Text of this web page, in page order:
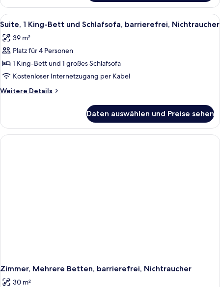
2 Queen-
Betten,
barrierefrei,
Nichtraucher
Alle
Fotos
für
Suite,
1 King-
Bett
und
Schlafsofa,
Nichtraucher
anzeigen
Suite, 1 King-Bett und Schlafsofa,
4
Suite, 1 King-Bett und Schlafsofa, barrierefrei, Nichtraucher
39 m²
Platz für 4 Personen
1 King-Bett und 1 großes Schlafsofa
Kostenloser Internetzugang per Kabel
Weitere Details
Weitere
1 King-
Bett
und
Daten auswählen und Preise sehen
Zimmer, Mehrere Betten, barrierefrei, Nichtraucher
30 m²